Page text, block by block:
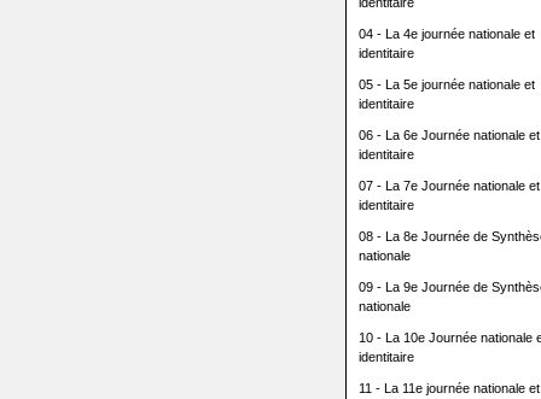
04 - La 4e journée nationale et
identitaire
05 - La 5e journée nationale et
identitaire
06 - La 6e Journée nationale et
identitaire
07 - La 7e Journée nationale et
identitaire
08 - La 8e Journée de
nationale
09 - La 9e Journée de
nationale
10 - La 10e Journée nationale
identitaire
11 - La 11e journée nationale et